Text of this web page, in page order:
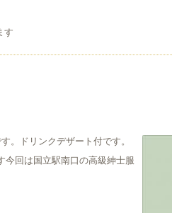
す
。ドリンクデザート付です。
今回は国立駅南口の高級紳士服